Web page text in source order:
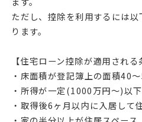
ただし、控除を利用するには
ります。
【住宅ローン控除が適用される
・床面積が登記簿上の面積40
・所得が一定(1000万円～)以下
・取得後6ヶ月以内に入居して